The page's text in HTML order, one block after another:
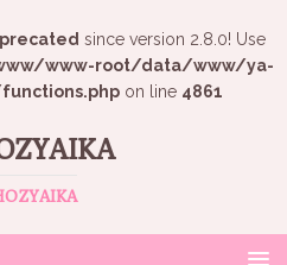
since version 2.8.0! Use
www-root/data/www/ya-
on line 4861